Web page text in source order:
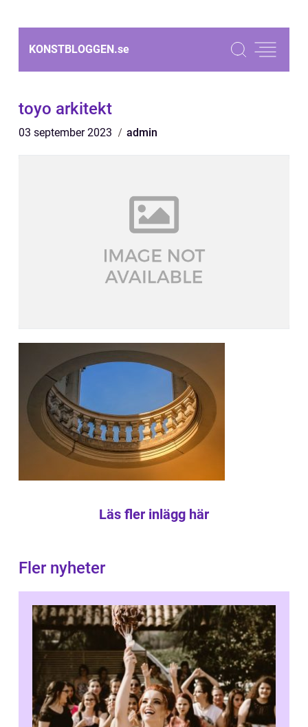
KONSTBLOGGEN.se
toyo arkitekt
03 september 2023 admin
Läs fler inlägg här
Fler nyheter